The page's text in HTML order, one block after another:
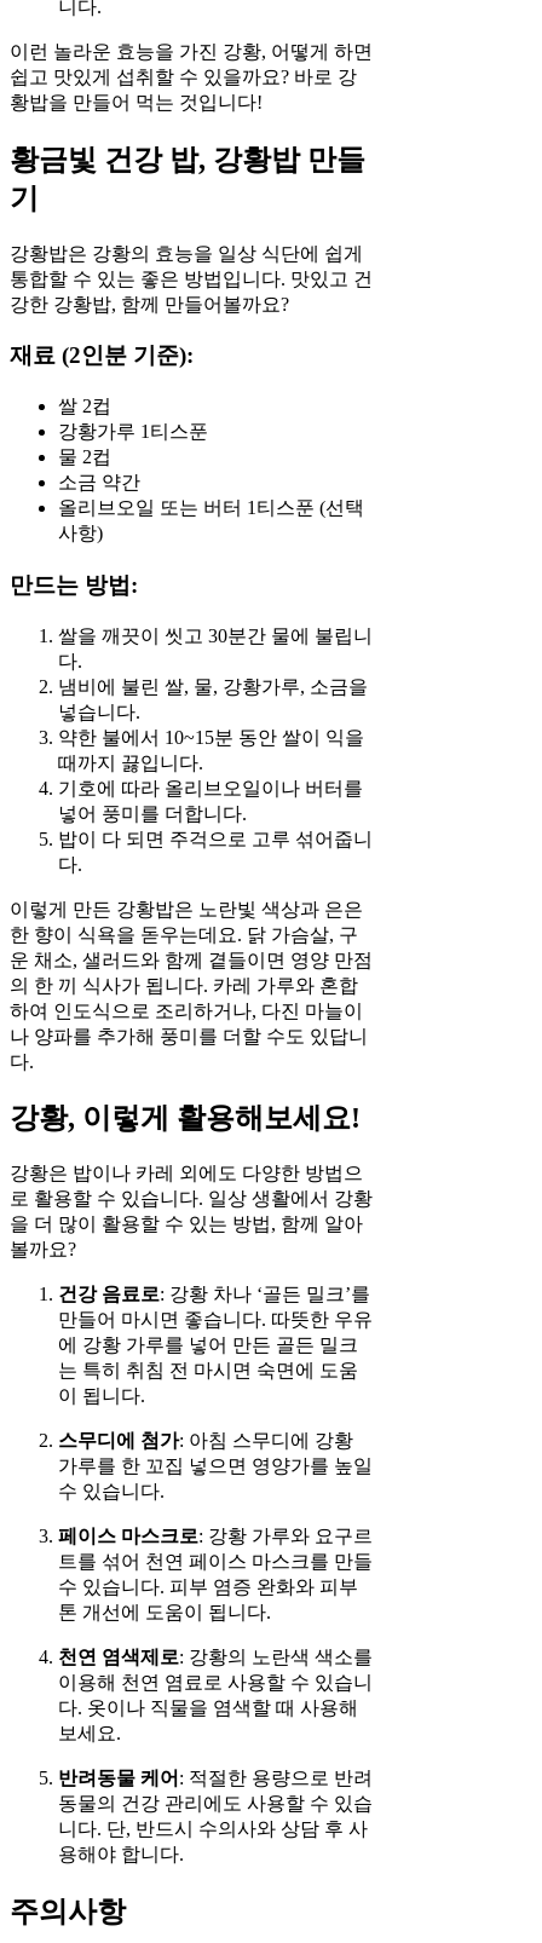
니다.
이런 놀라운 효능을 가진 강황, 어떻게 하면
쉽고 맛있게 섭취할 수 있을까요? 바로 강
황밥을 만들어 먹는 것입니다!
황금빛 건강 밥, 강황밥 만들
기
강황밥은 강황의 효능을 일상 식단에 쉽게
통합할 수 있는 좋은 방법입니다. 맛있고 건
강한 강황밥, 함께 만들어볼까요?
재료 (2인분 기준):
쌀 2컵
강황가루 1티스푼
물 2컵
소금 약간
올리브오일 또는 버터 1티스푼 (선택
사항)
만드는 방법:
쌀을 깨끗이 씻고 30분간 물에 불립니
다.
냄비에 불린 쌀, 물, 강황가루, 소금을
넣습니다.
약한 불에서 10~15분 동안 쌀이 익을
때까지 끓입니다.
기호에 따라 올리브오일이나 버터를
넣어 풍미를 더합니다.
밥이 다 되면 주걱으로 고루 섞어줍니
다.
이렇게 만든 강황밥은 노란빛 색상과 은은
한 향이 식욕을 돋우는데요. 닭 가슴살, 구
운 채소, 샐러드와 함께 곁들이면 영양 만점
의 한 끼 식사가 됩니다. 카레 가루와 혼합
하여 인도식으로 조리하거나, 다진 마늘이
나 양파를 추가해 풍미를 더할 수도 있답니
다.
강황, 이렇게 활용해보세요!
강황은 밥이나 카레 외에도 다양한 방법으
로 활용할 수 있습니다. 일상 생활에서 강황
을 더 많이 활용할 수 있는 방법, 함께 알아
볼까요?
건강 음료로: 강황 차나 ‘골든 밀크’를
만들어 마시면 좋습니다. 따뜻한 우유
에 강황 가루를 넣어 만든 골든 밀크
는 특히 취침 전 마시면 숙면에 도움
이 됩니다.
스무디에 첨가: 아침 스무디에 강황
가루를 한 꼬집 넣으면 영양가를 높일
수 있습니다.
페이스 마스크로: 강황 가루와 요구르
트를 섞어 천연 페이스 마스크를 만들
수 있습니다. 피부 염증 완화와 피부
톤 개선에 도움이 됩니다.
천연 염색제로: 강황의 노란색 색소를
이용해 천연 염료로 사용할 수 있습니
다. 옷이나 직물을 염색할 때 사용해
보세요.
반려동물 케어 : 적절한 용량으로 반려
동물의 건강 관리에도 사용할 수 있습
니다. 단, 반드시 수의사와 상담 후 사
용해야 합니다.
주의사항